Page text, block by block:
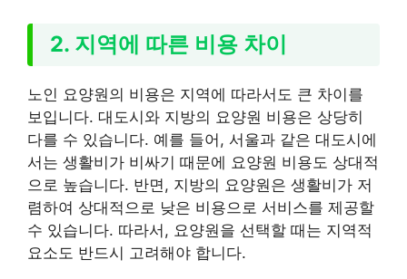
2. 지역에 따른 비용 차이
노인 요양원의 비용은 지역에 따라서도 큰 차이를
보입니다. 대도시와 지방의 요양원 비용은 상당히
다를 수 있습니다. 예를 들어, 서울과 같은 대도시에
서는 생활비가 비싸기 때문에 요양원 비용도 상대적
으로 높습니다. 반면, 지방의 요양원은 생활비가 저
렴하여 상대적으로 낮은 비용으로 서비스를 제공할
수 있습니다. 따라서, 요양원을 선택할 때는 지역적
요소도 반드시 고려해야 합니다.